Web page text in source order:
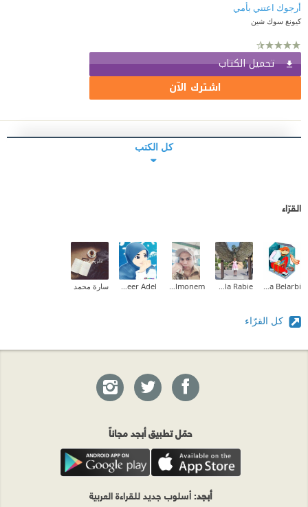
أرجوك اعتني بأمي
كيونغ سوك شين
تحميل الكتاب
اشترك الآن
كل الكتب
القرّاء
سارة محمد
كل القرّاء
حمّل تطبيق أبجد مجاناً
أبجد: أسلوب جديد للقراءة العربية